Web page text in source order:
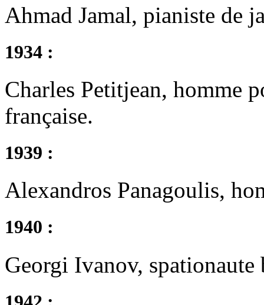
Ahmad Jamal, pianiste de
1934 :
Charles Petitjean, homme
française.
1939 :
Alexandros Panagoulis,
1940 :
Georgi Ivanov, spationaute